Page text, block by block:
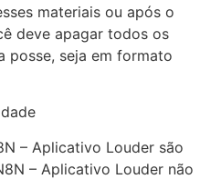
materiais ou após o
deve apagar todos os
posse, seja em formato
– Aplicativo Louder são
– Aplicativo Louder não